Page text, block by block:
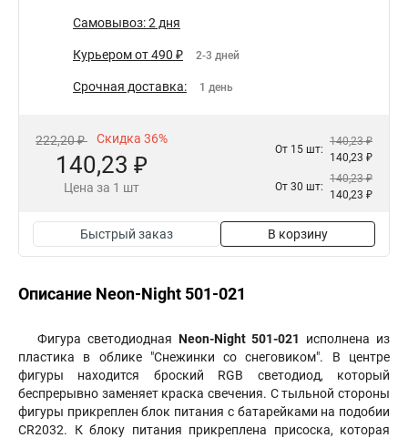
Самовывоз: 2 дня
Курьером от 490 ₽ 2-3 дней
Срочная доставка: 1 день
222,20 ₽ Скидка 36%
140,23 ₽
Цена за 1 шт
От 15 шт:
140,23 ₽
140,23 ₽
От 30 шт:
140,23 ₽
140,23 ₽
Быстрый заказ В корзину
Описание Neon-Night 501-021
Фигура светодиодная Neon-Night 501-021
исполнена из
пластика в облике "Снежинки со снеговиком". В центре
фигуры находится броский RGB светодиод, который
беспрерывно заменяет краска свечения. С тыльной стороны
фигуры прикреплен блок питания с батарейками на подобии
CR2032. К блоку питания прикреплена присоска, которая